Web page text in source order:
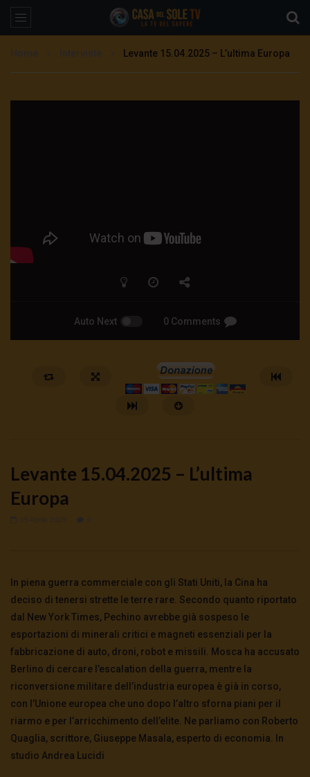
Levante 15.04.2025 – L’ultima Europa
Auto Next 0 Comments
9 Agosto 2026 - LUD:7 Agosto 2026
0
197 0 0
8 Agosto 2026 - LUD:
0
89 0 0
Levante 15.04.2025 – L’ultima
Europa
In piena guerra commerciale con gli Stati Uniti, la Cina ha
deciso di tenersi strette le terre rare. Secondo quanto riportato
dal New York Times, Pechino avrebbe già sospeso le
esportazioni di minerali critici e magneti essenziali per la
fabbricazione di auto, droni, robot e missili. Mosca ha accusato
Berlino di cercare l’escalation della guerra, mentre la
riconversione militare dell’industria europea è già in corso,
con l’Unione europea che uno dopo l’altro sforna piani per il
riarmo e per l’arricchimento dell’elite. Ne parliamo con Roberto
Quaglia, scrittore, Giuseppe Masala, esperto di economia. In
studio Andrea Lucidi